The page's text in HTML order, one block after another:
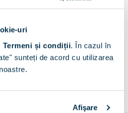
uri
Termeni și condiții. În cazul în
sunteți de acord cu utilizarea
Afişare